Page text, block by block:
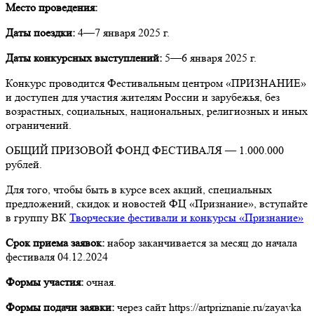
Место проведения:
Даты поездки: 4—7 января 2025 г.
Даты конкурсных выступлений: 5—6 января 2025 г.
Конкурс проводится Фестивальным центром «ПРИЗНАНИЕ»
и доступен для участия жителям России и зарубежья, без
возрастных, социальных, национальных, религиозных и иных
ограничений.
ОБЩИЙ ПРИЗОВОЙ ФОНД ФЕСТИВАЛЯ — 1.000.000
рублей.
Для того, чтобы быть в курсе всех акций, специальных
предложений, скидок и новостей ФЦ «Признание», вступайте
в группу ВК Творческие фестивали и конкурсы «Признание»
Срок приема заявок: набор заканчивается за месяц до начала
фестиваля 04.12.2024
Формы участия: очная.
Формы подачи заявки: через сайт https://artpriznanie.ru/zayavka